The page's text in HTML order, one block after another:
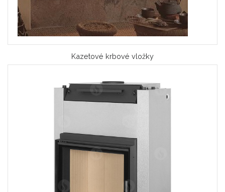
Kazetové krbové vložky